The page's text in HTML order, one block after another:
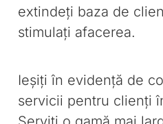
extindeți baza de
stimulați afacerea.
Ieșiți în evidență de
servicii pentru clienți